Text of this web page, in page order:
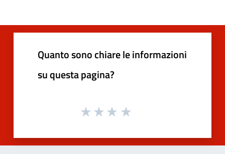
Quanto sono chiare le informazioni
su questa pagina?